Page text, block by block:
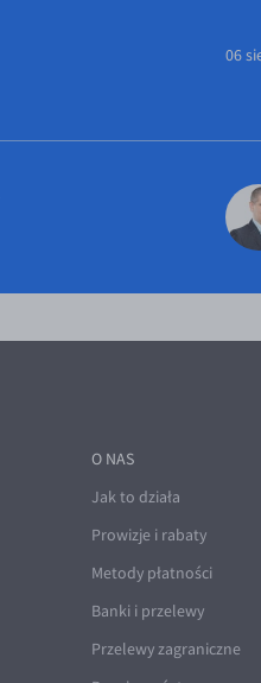
06
O NAS
Jak to działa
Prowizje i rabaty
Metody płatności
Banki i przelewy
Przelewy zagraniczne